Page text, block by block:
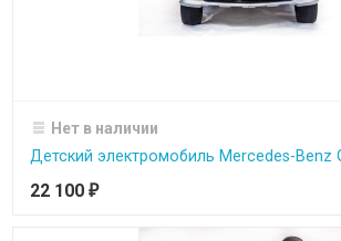
Нет в наличии
Детский электромобиль Mercedes-Benz
22 100 ₽